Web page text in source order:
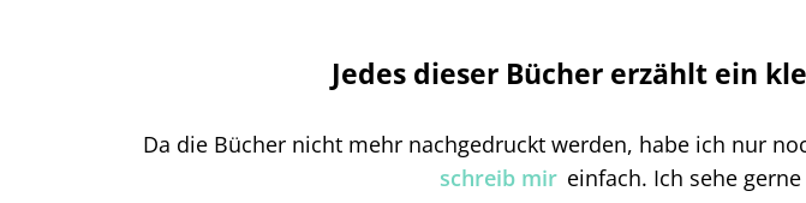
Jedes dieser Bücher erzählt ein
Da die Bücher nicht mehr nachgedruckt werden, habe ich nur
schreib mir einfach. Ich sehe